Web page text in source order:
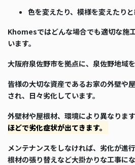
色を変えたり、模様を変えたり
Khomesではどんな場合でも適切な施
います。
大阪府泉佐野市を拠点に、泉佐野地域
皆様の大切な資産であるお家の外壁や
され、日々劣化しています。
外壁材や屋根材、環境により異なります
ほどで劣化症状が出てきます。
メンテナンスをしなければ、劣化が進
根材の張り替えなど大掛かりな工事にな